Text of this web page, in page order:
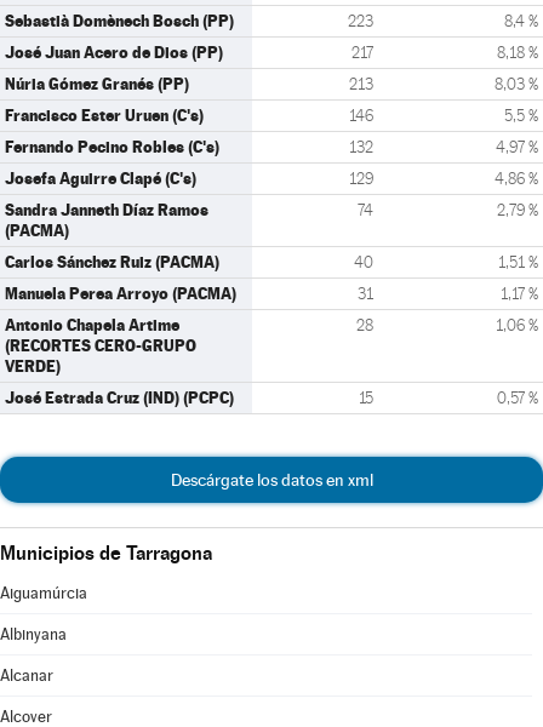
Sebastià Domènech Bosch (PP) 223 8,4 %
José Juan Acero de Dios (PP) 217 8,18 %
Núria Gómez Granés (PP) 213 8,03 %
Francisco Ester Uruen (C's) 146 5,5 %
Fernando Pecino Robles (C's) 132 4,97 %
Josefa Aguirre Clapé (C's) 129 4,86 %
Sandra Janneth Díaz Ramos
(PACMA)
74 2,79 %
Carlos Sánchez Ruiz (PACMA) 40 1,51 %
Manuela Perea Arroyo (PACMA) 31 1,17 %
Antonio Chapela Artime
(RECORTES CERO-GRUPO
VERDE)
28 1,06 %
José Estrada Cruz (IND) (PCPC) 15 0,57 %
Descárgate los datos en xml
Municipios de Tarragona
Aiguamúrcia
Albinyana
Alcanar
Alcover